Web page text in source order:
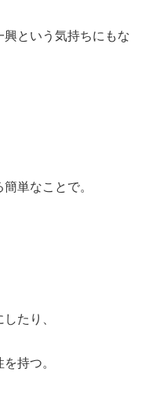
という気持ちにもな
単なことで。
たり、
持つ。